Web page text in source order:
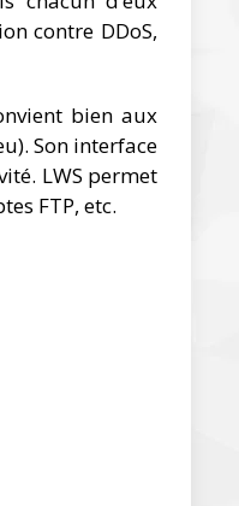
contre DDoS,
bien aux
Son interface
LWS permet
FTP, etc.